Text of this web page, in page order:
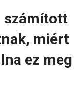
számított
miért
ez meg